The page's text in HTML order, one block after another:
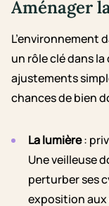
Aménager
L’environnement
un rôle clé dans
ajustements
chances de bien
La lumière:
Une veilleuse
perturber ses
exposition aux